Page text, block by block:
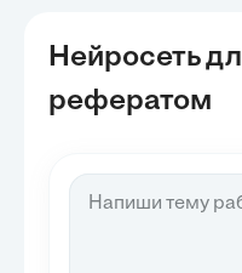
Нейросеть
рефератом